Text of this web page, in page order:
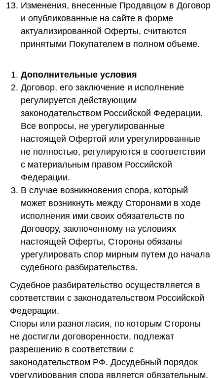
Изменения, внесенные Продавцом в Договор
и опубликованные на сайте в форме
актуализированной Оферты, считаются
принятыми Покупателем в полном объеме.
Дополнительные условия
Договор, его заключение и исполнение
регулируется действующим
законодательством Российской Федерации.
Все вопросы, не урегулированные
настоящей Офертой или урегулированные
не полностью, регулируются в соответствии
с материальным правом Российской
Федерации.
В случае возникновения спора, который
может возникнуть между Сторонами в ходе
исполнения ими своих обязательств по
Договору, заключенному на условиях
настоящей Оферты, Стороны обязаны
урегулировать спор мирным путем до начала
судебного разбирательства.
Судебное разбирательство осуществляется в
соответствии с законодательством Российской
Федерации.
Споры или разногласия, по которым Стороны
не достигли договоренности, подлежат
разрешению в соответствии с
законодательством РФ. Досудебный порядок
урегулирования спора является обязательным.